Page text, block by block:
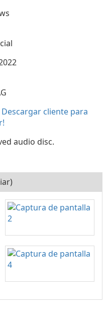
Descargar cliente para
audio disc.